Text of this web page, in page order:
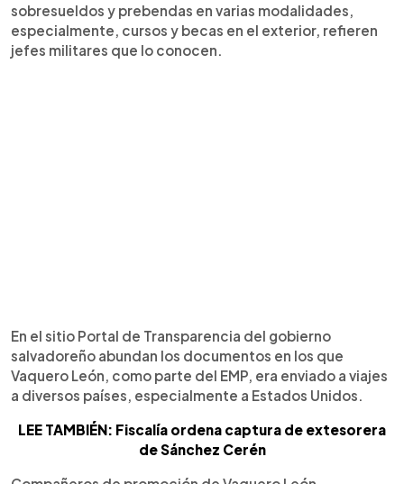
sobresueldos y prebendas en varias modalidades,
especialmente, cursos y becas en el exterior, refieren
jefes militares que lo conocen.
En el sitio Portal de Transparencia del gobierno
salvadoreño abundan los documentos en los que
Vaquero León, como parte del EMP, era enviado a viajes
a diversos países, especialmente a Estados Unidos.
LEE TAMBIÉN: Fiscalía ordena captura de extesorera
de Sánchez Cerén